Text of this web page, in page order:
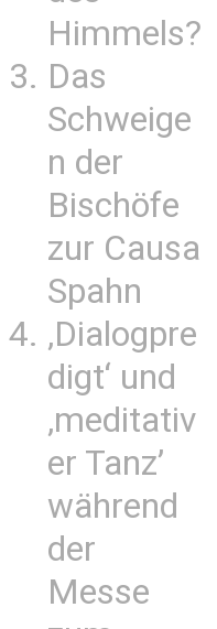
Himmels?
Das
Schweige
n der
Bischöfe
zur Causa
Spahn
‚Dialogpre
digt‘ und
‚meditativ
er Tanz’
während
der
Messe